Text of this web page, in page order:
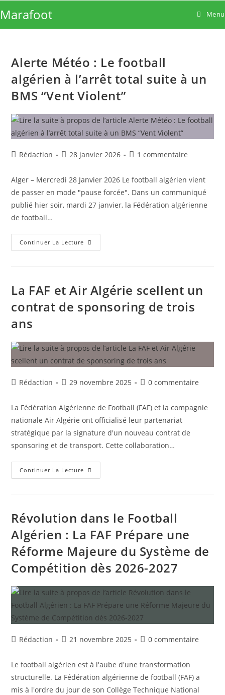
to
content
Marafoot Menu
Alerte Météo : Le football
algérien à l’arrêt total suite à un
BMS “Vent Violent”
Auteur/autrice
la
publication :
Rédaction
Publication
28 janvier 2026
Commentaires
la
publication :
1 commentaire
Alger – Mercredi 28 Janvier 2026 Le football algérien vient
de passer en mode "pause forcée". Dans un communiqué
publié hier soir, mardi 27 janvier, la Fédération algérienne
de football…
Continuer La Lecture Alerte
Météo
L’arrêt
Total
Suite
À
Violent”
La FAF et Air Algérie scellent un
contrat de sponsoring de trois
ans
Auteur/autrice
la
publication :
Rédaction
Publication
29 novembre 2025
Commentaires
la
publication :
0 commentaire
La Fédération Algérienne de Football (FAF) et la compagnie
nationale Air Algérie ont officialisé leur partenariat
stratégique par la signature d'un nouveau contrat de
sponsoring et de transport. Cette collaboration…
Continuer La Lecture La
FAF
Un
Contrat
Sponsoring
De
Trois
Ans
Révolution dans le Football
Algérien : La FAF Prépare une
Réforme Majeure du Système de
Compétition dès 2026-2027
Auteur/autrice
la
publication :
Rédaction
Publication
21 novembre 2025
Commentaires
la
publication :
0 commentaire
Le football algérien est à l'aube d'une transformation
structurelle. La Fédération algérienne de football (FAF) a
mis à l'ordre du jour de son Collège Technique National